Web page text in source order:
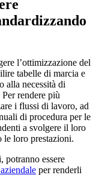
l’ottimizzazione del
tabelle di marcia e
alla necessità di
rendere più
i flussi di lavoro, ad
di procedura per le
a svolgere il loro
loro prestazioni.
potranno essere
per renderli